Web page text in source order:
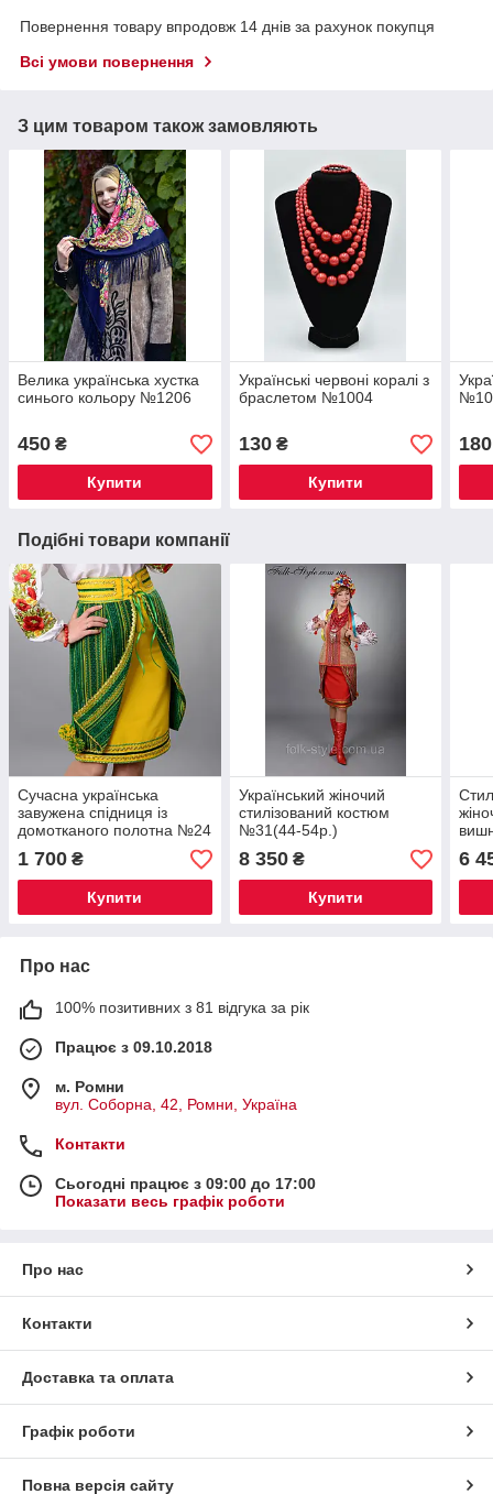
Повернення товару впродовж 14 днів за рахунок покупця
Всі умови повернення
З цим товаром також замовляють
Велика українська хустка
синього кольору №1206
450 ₴
Купити
Українські червоні коралі з
браслетом №1004
130₴
Купити
180
Подібні товари компанії
Сучасна українська
завужена спідниця із
домотканого полотна №24
1 700 ₴
Купити
Український жіночий
стилізований костюм
№31(44-54р.)
8 350₴
Купити
6
Про нас
100% позитивних з 81 відгука за рік
Працює з 09.10.2018
м. Ромни
вул. Соборна, 42, Ромни, Україна
Контакти
Сьогодні працює з 09:00 до 17:00
Показати весь графік роботи
Про нас
Контакти
Доставка та оплата
Графік роботи
Повна версія сайту